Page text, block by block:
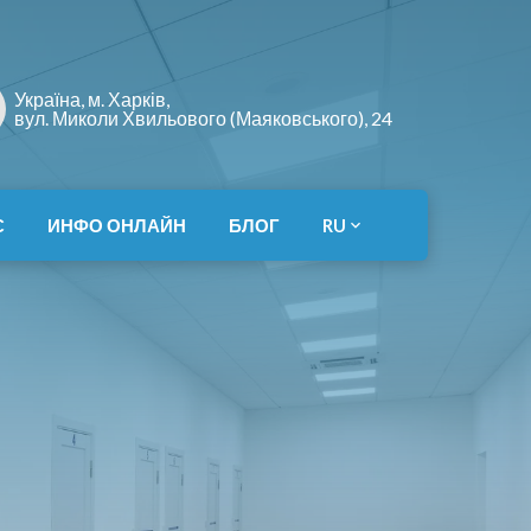
Україна, м. Харків,
вул. Миколи Хвильового (Маяковського), 24
ИНФО ОНЛАЙН БЛОГ RU